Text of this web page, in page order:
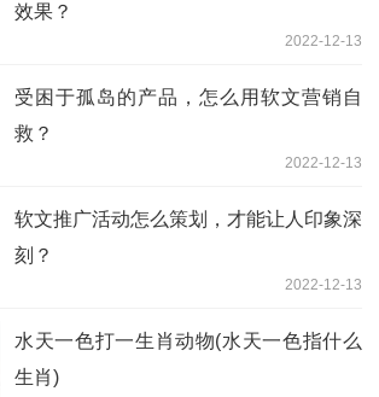
效果？
2022-12-13
受困于孤岛的产品，怎么用软文营销自
救？
2022-12-13
软文推广活动怎么策划，才能让人印象深
刻？
2022-12-13
水天一色打一生肖动物(水天一色指什么
生肖)